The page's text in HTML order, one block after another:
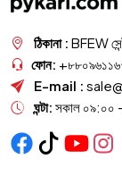
ঠিকানা : BFEW
ফোন:
E-mail :
ঘন্টা: সকাল ০৯:০০